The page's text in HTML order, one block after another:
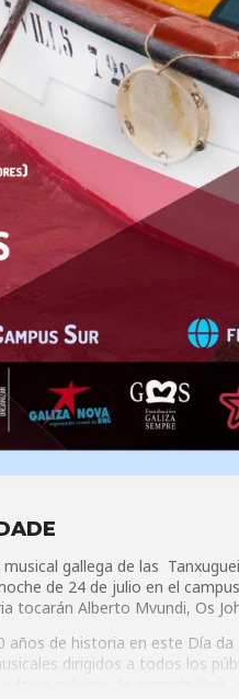
gallega de las
de 24 de julio en el
tocarán Alberto Mvundi, Os
años de historia en este Día
dirigidos a todos los